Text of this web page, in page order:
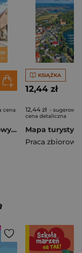
cena
Plan kieszonkowy rys.-Wrocław w.angielska 1:16 500
KSIĄŻKA
12,44 zł
12,44 zł -
cena detaliczna
Praca zbiorowa